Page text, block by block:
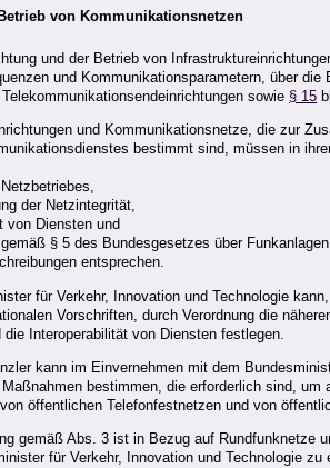
von Kommunikationsnetzen
und der Betrieb von
und Kommunikationsparametern, über
sowie § 15
und Kommunikationsnetze, die zur
bestimmt sind, müssen in
der Netzintegrität,
von Diensten und
§ 5 des Bundesgesetzes über
entsprechen.
für Verkehr, Innovation und Technologie
Vorschriften, durch Verordnung die
Interoperabilität von Diensten festlegen.
kann im Einvernehmen mit dem
bestimmen, die erforderlich sind,
öffentlichen Telefonfestnetzen und von
gemäß Abs. 3 ist in Bezug auf Rundfunknetze
für Verkehr, Innovation und Technologie zu